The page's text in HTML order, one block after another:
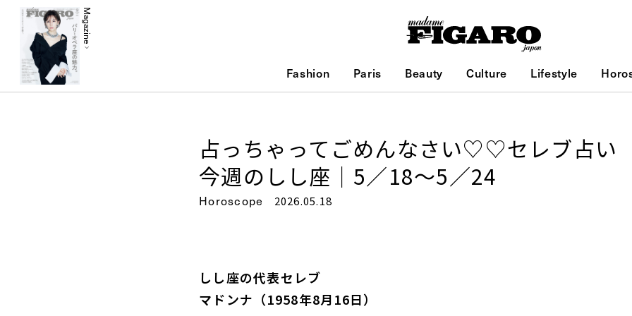
Magazine
Fashion Paris Beauty Culture Lifestyle
占っちゃってごめんなさい♡♡セレブ占い
今週のしし座｜5／18～5／24
Horoscope 2026.05.18
しし座の代表セレブ
マドンナ（1958年8月16日）